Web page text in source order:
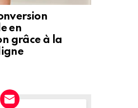
en
grâce à la